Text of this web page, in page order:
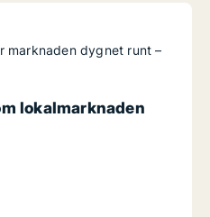
marknaden dygnet runt –
lokalmarknaden